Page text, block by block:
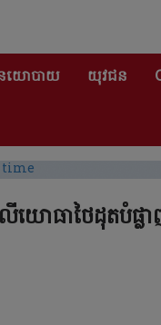
យោបាយ យុវជន
យោធាថៃដុតបំផ្ល